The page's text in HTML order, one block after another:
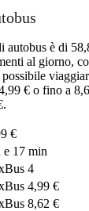
autobus è di
al giorno,
€ o fino a
€
e 17 min
4
4,99 €
8,62 €